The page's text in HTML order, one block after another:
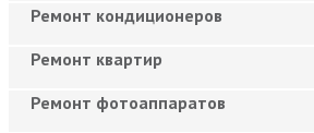
Ремонт кондиционеров
Ремонт квартир
Ремонт фотоаппаратов